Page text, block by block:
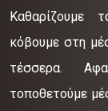
κόβουμε στη
τέσσερα.
τοποθετούμε